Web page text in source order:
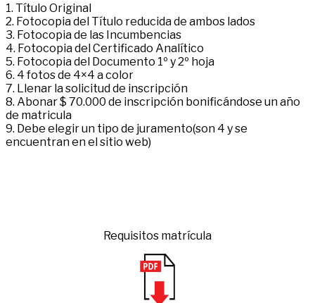
1. Título Original
2. Fotocopia del Título reducida de ambos lados
3. Fotocopia de las Incumbencias
4. Fotocopia del Certificado Analítico
5. Fotocopia del Documento 1º y 2º hoja
6. 4 fotos de 4×4 a color
7. Llenar la solicitud de inscripción
8. Abonar $ 70.000 de inscripción bonificándose un año
de matricula
9. Debe elegir un tipo de juramento(son 4 y se
encuentran en el sitio web)
Requisitos matrícula